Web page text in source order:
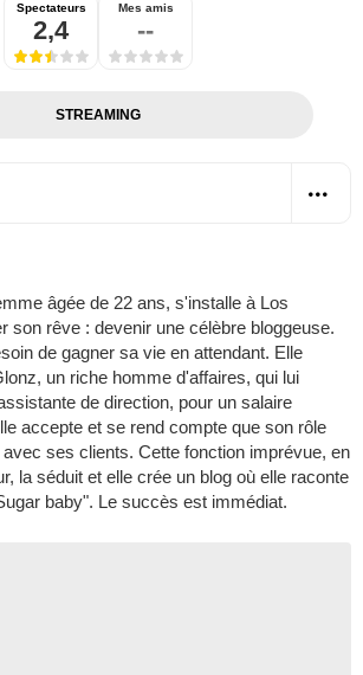
Spectateurs
2,4
Mes amis
--
STREAMING
âgée de 22 ans, s'installe à Los
son rêve : devenir une célèbre bloggeuse.
de gagner sa vie en attendant. Elle
un riche homme d'affaires, qui lui
de direction, pour un salaire
accepte et se rend compte que son rôle
ses clients. Cette fonction imprévue, en
la séduit et elle crée un blog où elle raconte
baby". Le succès est immédiat.